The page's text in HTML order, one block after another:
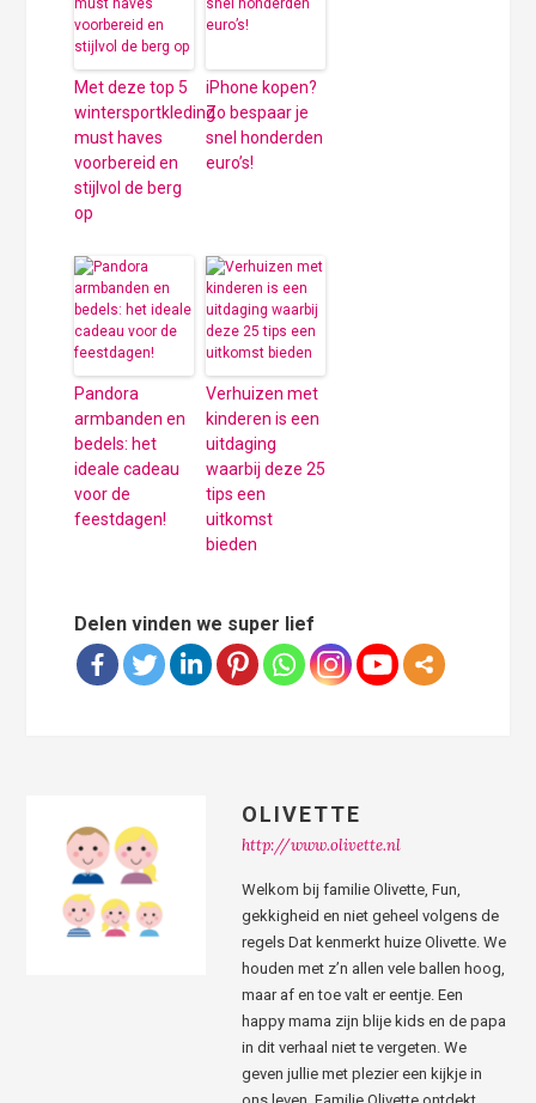
Met deze top 5
wintersportkleding
must haves
voorbereid en
stijlvol de berg
op
iPhone kopen?
Zo bespaar je
snel honderden
euro’s!
Pandora
armbanden en
bedels: het
ideale cadeau
voor de
feestdagen!
Verhuizen met
kinderen is een
uitdaging
waarbij deze 25
tips een
uitkomst
bieden
Delen vinden we super lief
OLIVETTE
http://www.olivette.nl
Welkom bij familie Olivette, Fun,
gekkigheid en niet geheel volgens de
regels Dat kenmerkt huize Olivette. We
houden met z’n allen vele ballen hoog,
maar af en toe valt er eentje. Een
happy mama zijn blije kids en de papa
in dit verhaal niet te vergeten. We
geven jullie met plezier een kijkje in